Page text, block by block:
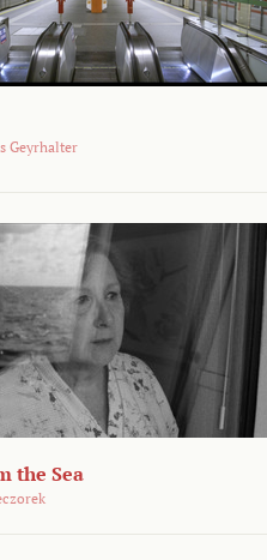
Geyrhalter
the Sea